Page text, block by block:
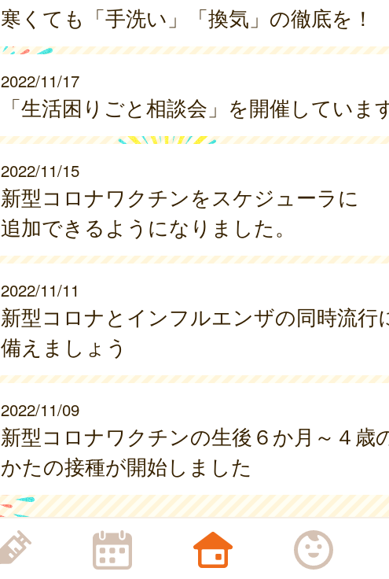
寒くても「手洗い」「換気」の徹底を！
2022/11/17
「生活困りごと相談会」を開催していま
2022/11/15
新型コロナワクチンをスケジューラに
追加できるようになりました。
2022/11/11
新型コロナとインフルエンザの同時流行
備えましょう
2022/11/09
新型コロナワクチンの生後６か月～４歳
かたの接種が開始しました